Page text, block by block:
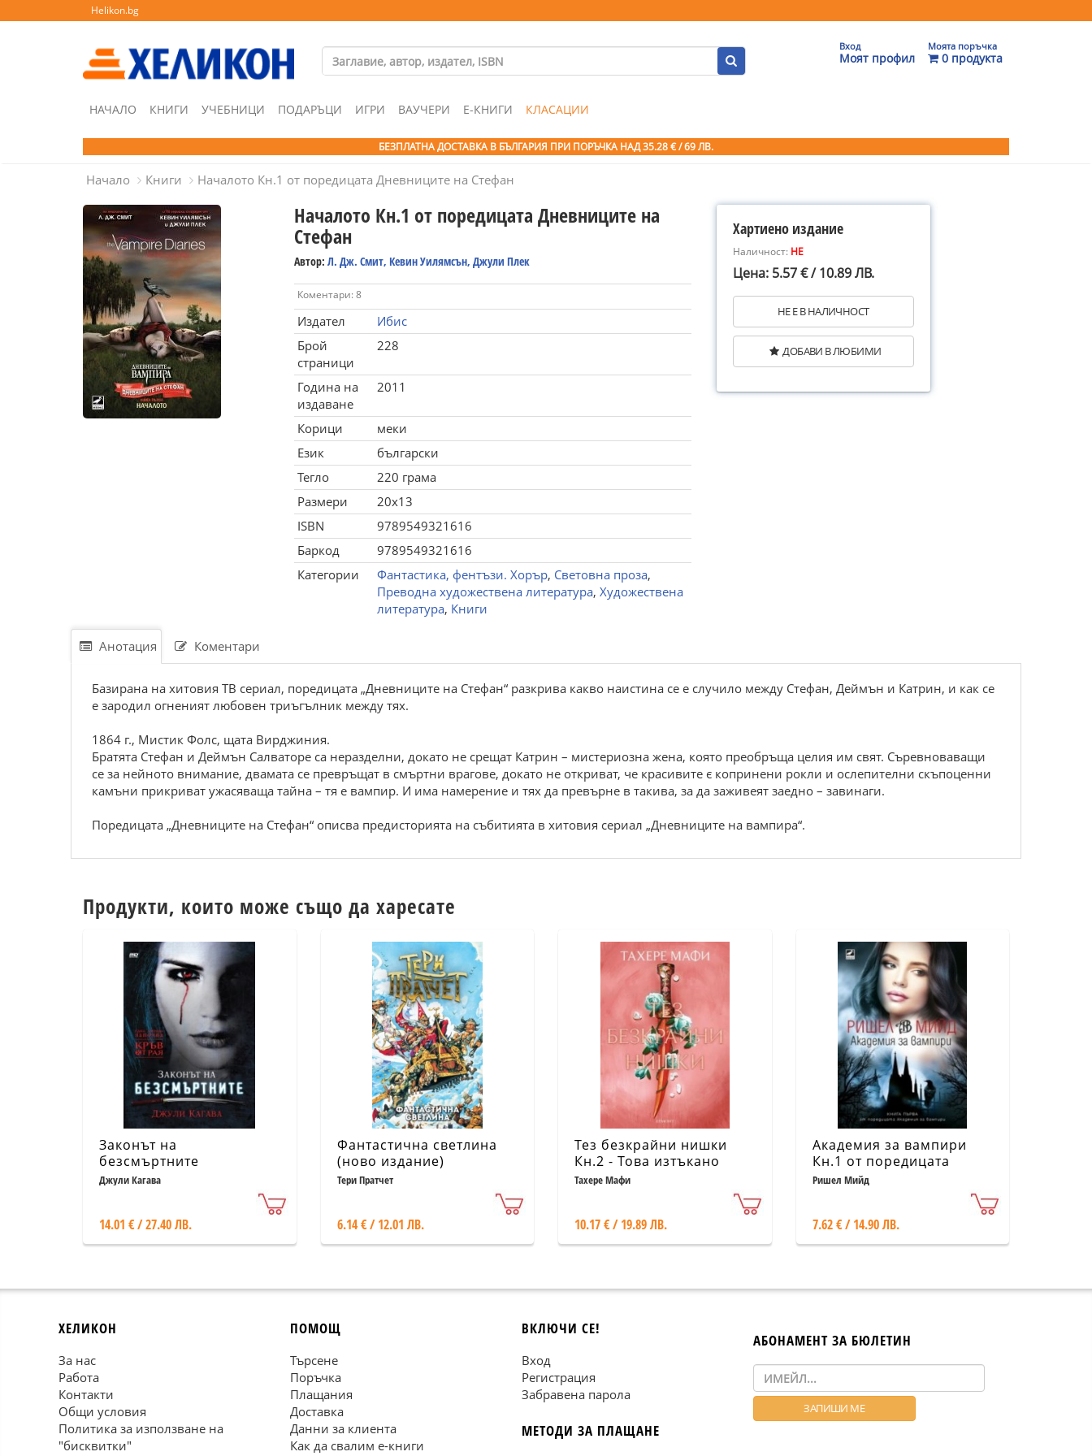
Helikon.bg
Вход
Моят профил
Моята поръчка
0 продукта
НАЧАЛО КНИГИ УЧЕБНИЦИ ПОДАРЪЦИ ИГРИ ВАУЧЕРИ Е-КНИГИ КЛАСАЦИИ
БЕЗПЛАТНА ДОСТАВКА В БЪЛГАРИЯ ПРИ ПОРЪЧКА НАД 35.28 € / 69 ЛВ.
Начало Книги Началото Кн.1 от поредицата Дневниците на Стефан
Началото Кн.1 от поредицата Дневниците на
Стефан
Автор: Л. Дж. Смит, Кевин Уилямсън, Джули Плек
Коментари: 8
Издател
Ибис
Брой
страници
228
Година на
издаване
2011
Корици
меки
Език
български
Тегло
220 грама
Размери
20x13
ISBN
9789549321616
Баркод
9789549321616
Категории
Фантастика, фентъзи. Хорър, Световна проза,
Преводна художествена литература, Художествена
литература, Книги
Хартиено издание
Наличност: НЕ
Цена: 5.57 € / 10.89 ЛВ.
НЕ Е В НАЛИЧНОСТ
ДОБАВИ В ЛЮБИМИ
Анотация Коментари
Базирана на хитовия ТВ сериал, поредицата „Дневниците на Стефан“ разкрива какво наистина се е случило между Стефан, Деймън и Катрин, и как се
е зародил огне­ният любовен триъгълник между тях.
1864 г., Мистик Фолс, щата Вирджиния.
Братята Стефан и Деймън Салваторе са неразделни, докато не срещат Катрин – мистериозна жена, която преобръща целия им свят. Съревноваващи
се за нейното внимание, двамата се превръщат в смъртни врагове, докато не откриват, че красивите є копринени рокли и ослепителни скъпоценни
камъни прикриват ужасяваща тайна – тя е вампир. И има намерение и тях да превърне в такива, за да заживеят заедно – завинаги.
Поредицата „Дневниците на Стефан“ опис­ва предисторията на събитията в хитовия сериал „Дневниците на вампира“.
Продукти, които може също да харесате
Законът на
безсмъртните
Джули Кагава
14.01 € / 27.40 ЛВ.
Фантастична светлина
(ново издание)
Тери Пратчет
6.14 € / 12.01 ЛВ.
Тез безкрайни нишки
Кн.2 - Това изтъкано
царство
Тахере Мафи
10.17 € / 19.89 ЛВ.
Академия за вампири
Кн.1 от поредицата
Академия за вампири
Ришел Мийд
7.62 € / 14.90 ЛВ.
ХЕЛИКОН
За нас
Работа
Контакти
Общи условия
Политика за използване на
"бисквитки"
ПОМОЩ
Търсене
Поръчка
Плащания
Доставка
Данни за клиента
Как да свалим е-книги
ВКЛЮЧИ СЕ!
Вход
Регистрация
Забравена парола
МЕТОДИ ЗА ПЛАЩАНЕ
АБОНАМЕНТ ЗА БЮЛЕТИН